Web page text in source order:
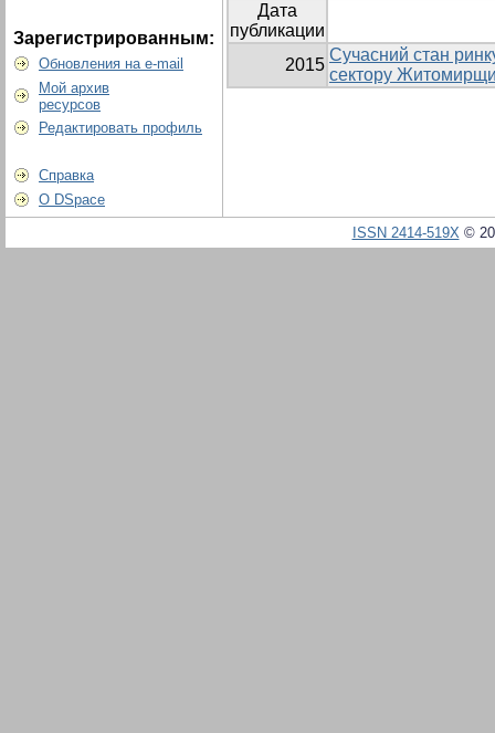
Зарегистрированным:
Обновления на e-mail
Мой архив
ресурсов
Редактировать профиль
Справка
О DSpace
Дата
публикации
2015
Сучасний стан
сектору
ISSN 2414-519X©